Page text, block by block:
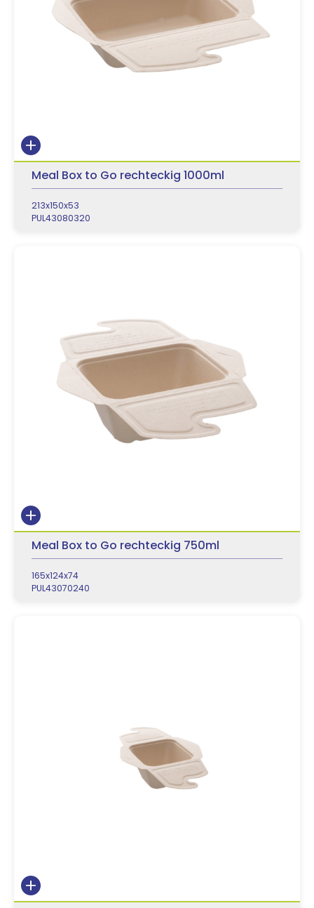
Meal Box to Go rechteckig 1000ml
213x150x53
PUL43080320
Meal Box to Go rechteckig 750ml
165x124x74
PUL43070240